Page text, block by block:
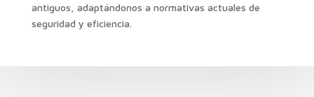
antiguos, adaptándonos a normativas actuales de
seguridad y eficiencia.